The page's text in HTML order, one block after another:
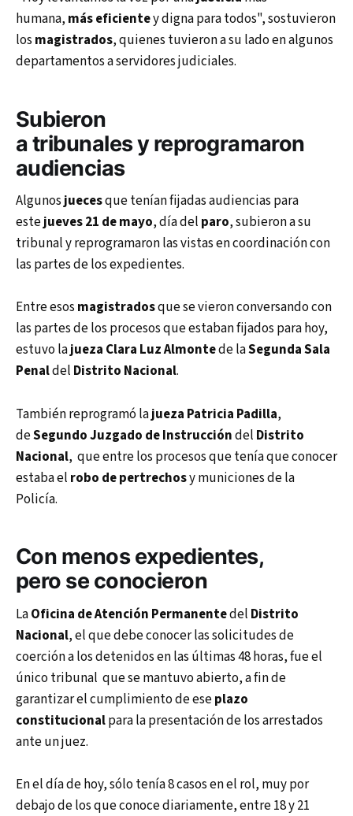
humana, más eficientey digna para todos", sostuvieron
los magistrados, quienes tuvieron a su lado en algunos
departamentos a servidores judiciales.
Subieron
atribunalesyreprogramaron
audiencias
Algunosjuecesque tenían fijadas audiencias para
estejueves 21 de mayo, día del paro, subieron a su
tribunal y reprogramaron las vistas en coordinación con
las partes de los expedientes.
Entre esos magistradosque se vieron conversando con
las partes de los procesos que estaban fijados para hoy,
estuvo lajueza Clara Luz Almontede laSegunda Sala
Penaldel Distrito Nacional.
También reprogramó lajueza Patricia Padilla,
deSegundo Juzgado de Instruccióndel Distrito
Nacional, que entre los procesos que tenía que conocer
estaba el robo de pertrechosy municiones de la
Policía.
Con menos expedientes,
pero se conocieron
LaOficina de Atención Permanentedel Distrito
Nacional, el que debe conocer las solicitudes de
coerción a los detenidos en las últimas 48 horas, fue el
único tribunal que se mantuvo abierto, a fin de
garantizar el cumplimiento de eseplazo
constitucionalpara la presentación de los arrestados
ante un juez.
En el día de hoy, sólo tenía 8 casos en el rol, muy por
debajo de los que conoce diariamente, entre 18 y 21